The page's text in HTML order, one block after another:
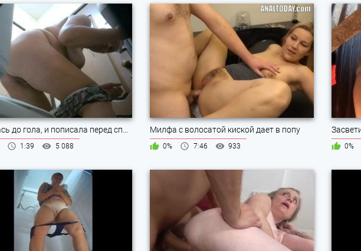
1:39 5 088
Милфа с волосатой киской дает в попу
0% 7:46 933 0%